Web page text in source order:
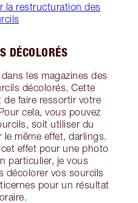
la restructuration des
DÉCOLORÉS
les magazines des
décolorés. Cette
de faire ressortir votre
cela, vous pouvez
soit utiliser du
même effet, darlings.
effet pour une photo
particulier, je vous
décolorer vos sourcils
pour un résultat